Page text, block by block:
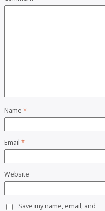
Name *
Email *
Website
Save my name, email, and